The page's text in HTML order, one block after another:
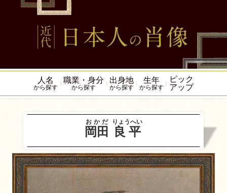
人名
から探す
職業・身分
から探す
出身地
から探す
生年
から探す
ピック
アップ
岡田
おかだ
良平
りょうへい